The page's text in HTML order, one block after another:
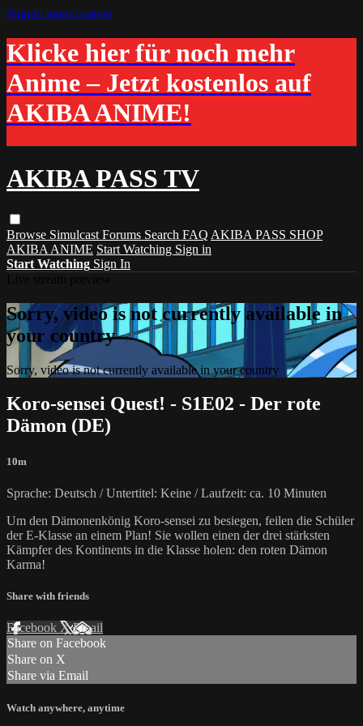
Skip to main content
Klicke hier für noch mehr
Anime – Jetzt kostenlos auf
AKIBA ANIME!
AKIBA PASS TV
Browse Simulcast Forums Search FAQ AKIBA PASS SHOP
AKIBA ANIME Start Watching Sign in
Start Watching Sign In
Sorry, video is not currently available in
your country
Sorry, video is not currently available in your country
Koro-sensei Quest! - S1E02 - Der rote
Dämon (DE)
10m
Sprache: Deutsch / Untertitel: Keine / Laufzeit: ca. 10 Minuten
Um den Dämonenkönig Koro-sensei zu besiegen, feilen die Schüler
der E-Klasse an einem Plan! Sie wollen einen der drei stärksten
Kämpfer des Kontinents in die Klasse holen: den roten Dämon
Karma!
Share with friends
Facebook XEmail
Share on Facebook
Share on X
Share via Email
Watch anywhere, anytime